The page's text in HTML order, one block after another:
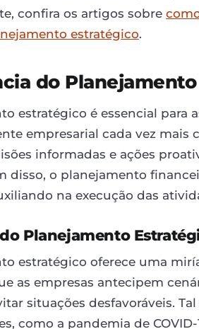
confira os artigos sobre
estratégico.
do
estratégico é essencial para
empresarial cada vez mais
informadas e ações
disso, o planejamento
na execução das
Planejamento
estratégico oferece uma
as empresas antecipem
situações desfavoráveis.
como a pandemia de